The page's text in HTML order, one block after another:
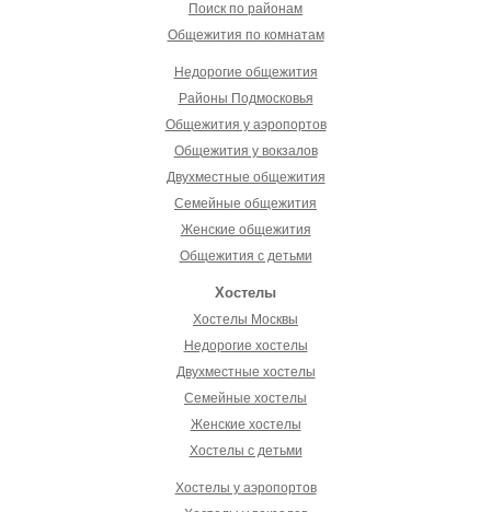
Поиск по районам
Общежития по комнатам
Недорогие общежития
Районы Подмосковья
Общежития у аэропортов
Общежития у вокзалов
Двухместные общежития
Семейные общежития
Женские общежития
Общежития с детьми
Хостелы
Хостелы Москвы
Недорогие хостелы
Двухместные хостелы
Семейные хостелы
Женские хостелы
Хостелы с детьми
Хостелы у аэропортов